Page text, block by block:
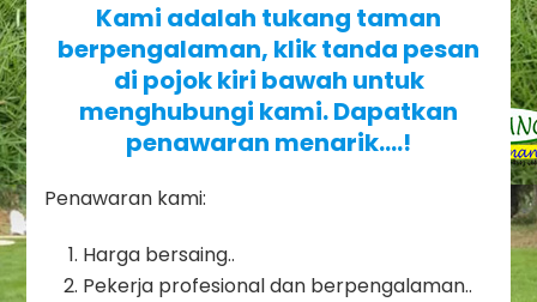
Kami adalah tukang taman
berpengalaman, klik tanda pesan
di pojok kiri bawah untuk
menghubungi kami. Dapatkan
penawaran menarik….!
Penawaran kami:
Harga bersaing..
Pekerja profesional dan berpengalaman..